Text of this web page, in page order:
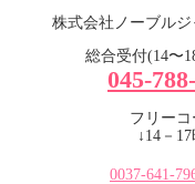
NFD公
ノーブルフラ
ンスク
株式会社ノーブル
総合受付(14〜
045-
フリー
↓14－17
0037-641-